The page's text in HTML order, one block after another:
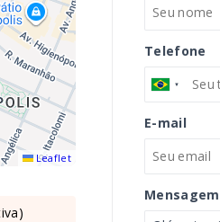
Leaflet
)
Telefone
E-mail
Mensagem